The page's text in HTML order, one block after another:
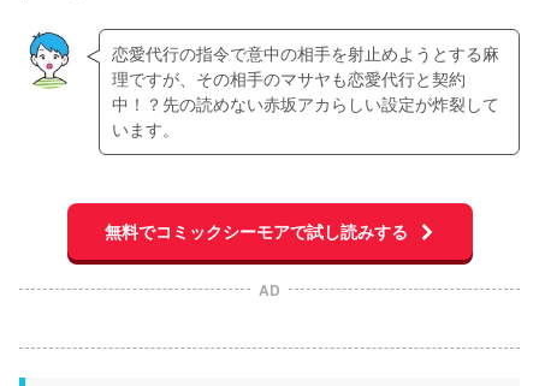
恋愛代行の指令で意中の相手を射止めようとする麻
理ですが、その相手のマサヤも恋愛代行と契約
中！？先の読めない赤坂アカらしい設定が炸裂して
います。
無料でコミックシーモアで試し読みする
AD